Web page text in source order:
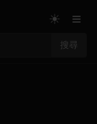
搜尋
☀ ≡